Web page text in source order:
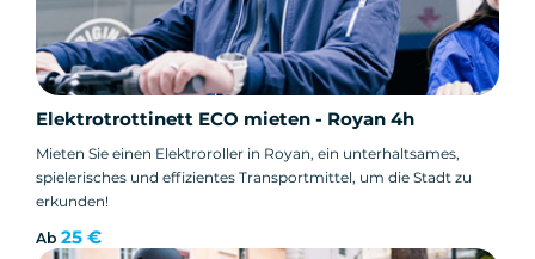
Elektrotrottinett ECO mieten - Royan 4h
Mieten Sie einen Elektroroller in Royan, ein unterhaltsames,
spielerisches und effizientes Transportmittel, um die Stadt zu
erkunden!
Ab 25 €